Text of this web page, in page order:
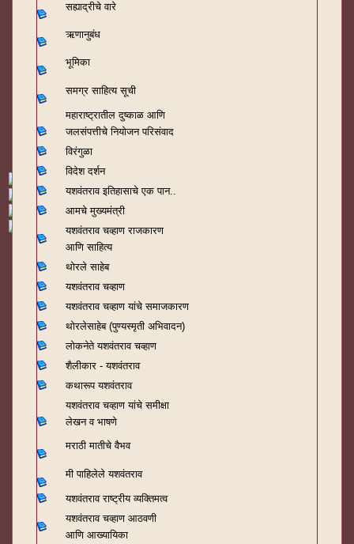
सह्याद्रीचे वारे
ऋणानुबंध
भूमिका
समग्र साहित्य सूची
महाराष्ट्रातील दुष्काळ आणि
जलसंपत्तीचे नियोजन परिसंवाद
विरंगुळा
विदेश दर्शन
यशवंतराव इतिहासाचे एक पान..
आमचे मुख्यमंत्री
यशवंतराव चव्हाण राजकारण
आणि साहित्य
थोरले साहेब
यशवंतराव चव्हाण
यशवंतराव चव्हाण यांचे समाजकारण
थोरलेसाहेब (पुण्यस्मृती अभिवादन)
लोकनेते यशवंतराव चव्हाण
शैलीकार - यशवंतराव
कथारूप यशवंतराव
यशवंतराव चव्हाण यांचे समीक्षा
लेखन व भाषणे
मराठी मातीचे वैभव
मी पाहिलेले यशवंतराव
यशवंतराव राष्ट्रीय व्यक्तिमत्व
यशवंतराव चव्हाण आठवणी
आणि आख्यायिका